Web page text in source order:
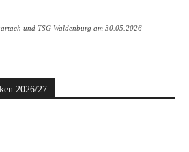
und TSG Waldenburg am 30.05.2026
2026/27